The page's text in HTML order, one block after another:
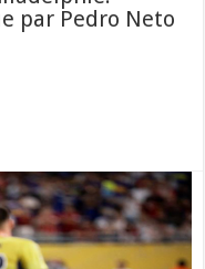
par Pedro Neto